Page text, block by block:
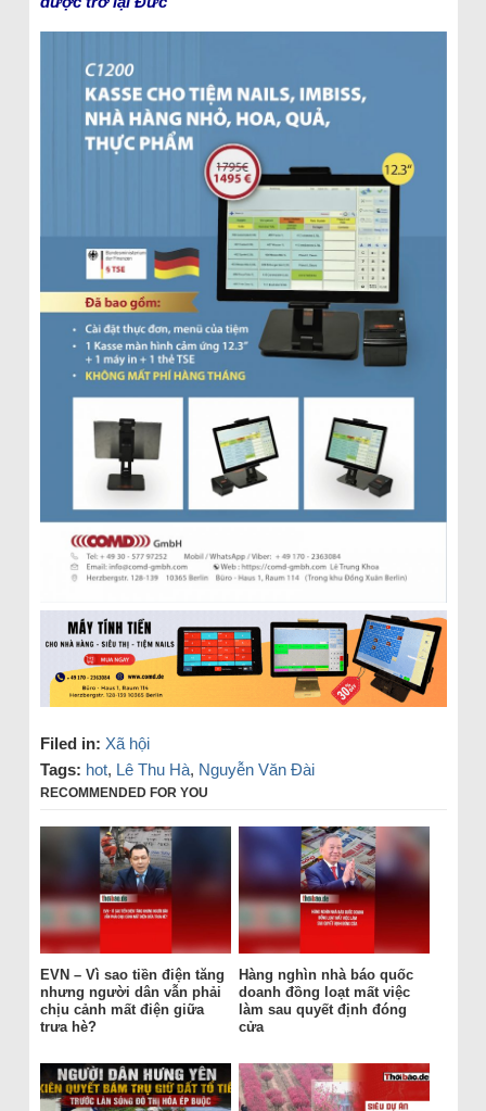
Filed in: Xã hội
Tags: hot, Lê Thu Hà, Nguyễn Văn Đài
RECOMMENDED FOR YOU
EVN – Vì sao tiền điện tăng
nhưng người dân vẫn phải
chịu cảnh mất điện giữa
trưa hè?
Hàng nghìn nhà báo quốc
doanh đồng loạt mất việc
làm sau quyết định đóng
cửa